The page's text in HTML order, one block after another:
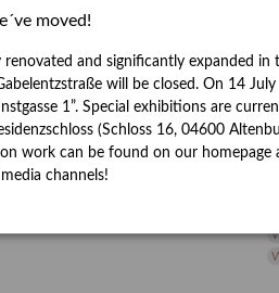
moved!
renovated and significantly expanded in
will be closed. On 14
1”. Special exhibitions are
(Schloss 16, 04600
work can be found on our homepage
channels!